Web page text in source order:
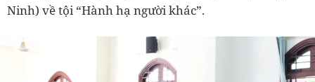
Ninh) về tội “Hành hạ người khác”.